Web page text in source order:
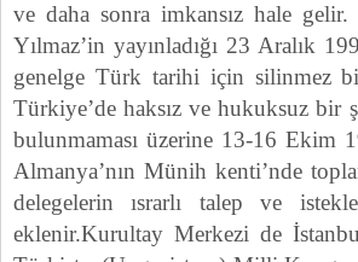
ve daha sonra imkansız hale
Yılmaz’in yayınladığı 23 Aralık
genelge Türk tarihi için silinmez
Türkiye’de haksız ve hukuksuz bir
bulunmaması üzerine 13-16 Ekim
Almanya’nın Münih kenti’nde
delegelerin ısrarlı talep ve
eklenir.Kurultay Merkezi de